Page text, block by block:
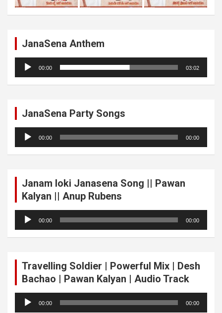
JanaSena Anthem
Audio
Player
00:00 03:02
JanaSena Party Songs
Audio
Player
00:00 00:00
Janam loki Janasena Song || Pawan
Kalyan || Anup Rubens
Audio
Player
00:00 00:00
Travelling Soldier | Powerful Mix | Desh
Bachao | Pawan Kalyan | Audio Track
Audio
Player
00:00 00:00